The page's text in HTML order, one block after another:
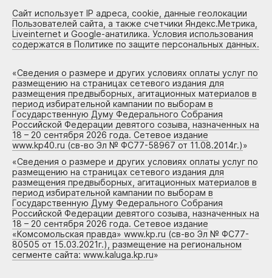
Сайт использует IP адреса, cookie, данные геолокации
Пользователей сайта, а также счетчики Яндекс.Метрика,
Liveinternet и Google-анатилика. Условия использования
содержатся в Политике по защите персональных данных.
«Сведения о размере и других условиях оплаты услуг по
размещению на страницах сетевого издания для
размещения предвыборных, агитационных материалов в
период избирательной кампании по выборам в
Государственную Думу Федерального Собрания
Российской Федерации девятого созыва, назначенных на
18 – 20 сентября 2026 года. Сетевое издание
www.kp40.ru (св-во Эл № ФС77-58967 от 11.08.2014г.)»
«Сведения о размере и других условиях оплаты услуг по
размещению на страницах сетевого издания для
размещения предвыборных, агитационных материалов в
период избирательной кампании по выборам в
Государственную Думу Федерального Собрания
Российской Федерации девятого созыва, назначенных на
18 – 20 сентября 2026 года. Сетевое издание
«Комсомольская правда» www.kp.ru (св-во Эл № ФС77-
80505 от 15.03.2021г.), размещение на региональном
сегменте сайта: www.kaluga.kp.ru»